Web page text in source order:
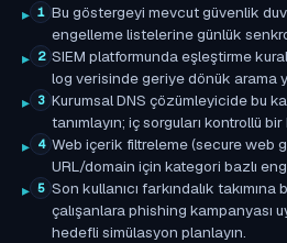
1 Bu göstergeyi mevcut güvenlik
engelleme listelerine günlük
2 SIEM platformunda eşleştirme
log verisinde geriye dönük arama
3 Kurumsal DNS çözümleyicide bu
tanımlayın; iç sorguları kontrollü
4 Web içerik filtreleme (secure web
URL/domain için kategori bazlı
5 Son kullanıcı farkındalık takımına
çalışanlara phishing kampanyası
hedefli simülasyon planlayın.